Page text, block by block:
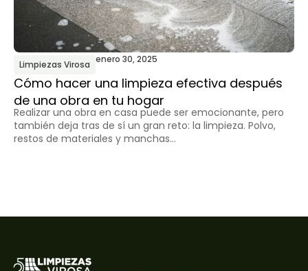
Limpiezas Virosa enero 30, 2025
Cómo hacer una limpieza efectiva después
de una obra en tu hogar
Realizar una obra en casa puede ser emocionante, pero
también deja tras de sí un gran reto: la limpieza. Polvo,
restos de materiales y manchas...